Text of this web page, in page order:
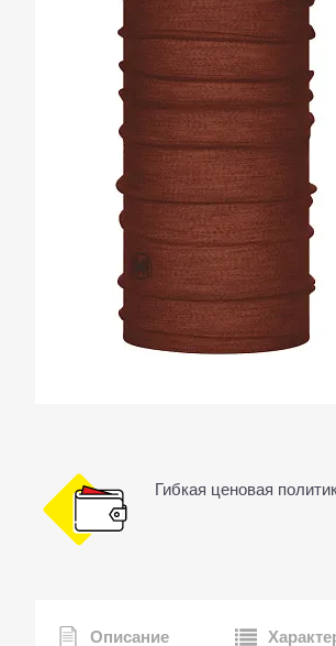
Гибкая ценовая
Описание